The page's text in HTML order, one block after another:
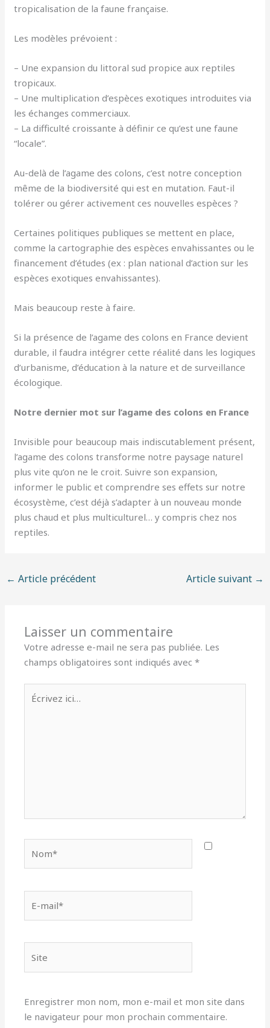
tropicalisation de la faune française.
Les modèles prévoient :
– Une expansion du littoral sud propice aux reptiles
tropicaux.
– Une multiplication d’espèces exotiques introduites via
les échanges commerciaux.
– La difficulté croissante à définir ce qu’est une faune
“locale”.
Au-delà de l’agame des colons, c’est notre conception
même de la biodiversité qui est en mutation. Faut-il
tolérer ou gérer activement ces nouvelles espèces ?
Certaines politiques publiques se mettent en place,
comme la cartographie des espèces envahissantes ou le
financement d’études (ex : plan national d’action sur les
espèces exotiques envahissantes).
Mais beaucoup reste à faire.
Si la présence de l’agame des colons en France devient
durable, il faudra intégrer cette réalité dans les logiques
d’urbanisme, d’éducation à la nature et de surveillance
écologique.
Notre dernier mot sur l’agame des colons en France
Invisible pour beaucoup mais indiscutablement présent,
l’agame des colons transforme notre paysage naturel
plus vite qu’on ne le croit. Suivre son expansion,
informer le public et comprendre ses effets sur notre
écosystème, c’est déjà s’adapter à un nouveau monde
plus chaud et plus multiculturel… y compris chez nos
reptiles.
← Article précédent Article suivant →
Laisser un commentaire
Votre adresse e-mail ne sera pas publiée. Les
champs obligatoires sont indiqués avec*
ici…
mail*
Enregistrer mon nom, mon e-mail et mon site dans
le navigateur pour mon prochain commentaire.